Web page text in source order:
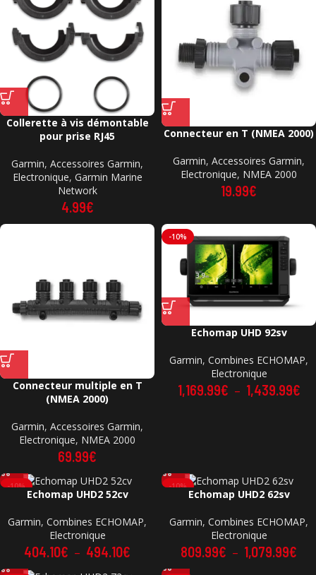
Collerette à vis démontable
pour prise RJ45
Garmin, Accessoires Garmin,
Electronique, Garmin Marine
Network
4.99€
Connecteur en T (NMEA 2000)
Garmin, Accessoires Garmin,
Electronique, NMEA 2000
19.99€
Connecteur multiple en T
(NMEA 2000)
Garmin, Accessoires Garmin,
Electronique, NMEA 2000
69.99€
-10%
Echomap UHD 92sv
Garmin, Combines ECHOMAP,
Electronique
1,169.99€ – 1,439.99€
-10%
Echomap UHD2 52cv
Garmin, Combines ECHOMAP,
Electronique
404.10€ – 494.10€
-10%
Echomap UHD2 62sv
Garmin, Combines ECHOMAP,
Electronique
809.99€ – 1,079.99€